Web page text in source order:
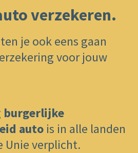
​verzekeren.
​je ook eens gaan
voor jouw
burgerlijke
auto is in alle landen
Unie verplicht.